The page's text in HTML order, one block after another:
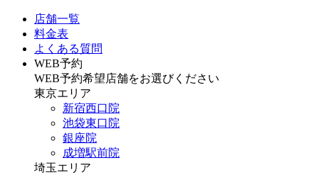
店舗一覧
料金表
よくある質問
WEB予約
WEB予約希望店舗をお選びください
東京エリア
新宿西口院
池袋東口院
銀座院
成増駅前院
埼玉エリア